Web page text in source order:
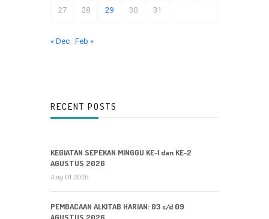
27 28 29 30 31
« Dec Feb »
RECENT POSTS
KEGIATAN SEPEKAN MINGGU KE-1 dan KE-2
AGUSTUS 2026
Aug 01 2026
PEMBACAAN ALKITAB HARIAN: 03 s/d 09
AGUSTUS 2026